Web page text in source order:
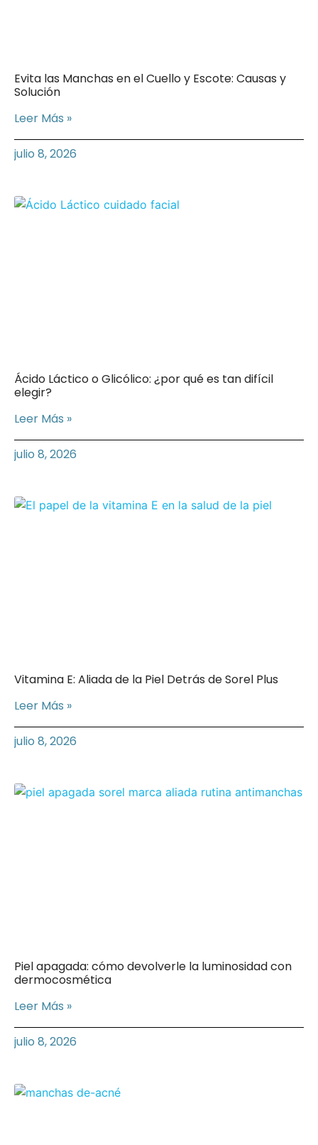
Evita las Manchas en el Cuello y Escote: Causas y
Solución
Leer Más »
julio 8, 2026
Ácido Láctico o Glicólico: ¿por qué es tan difícil
elegir?
Leer Más »
julio 8, 2026
Vitamina E: Aliada de la Piel Detrás de Sorel Plus
Leer Más »
julio 8, 2026
Piel apagada: cómo devolverle la luminosidad con
dermocosmética
Leer Más »
julio 8, 2026